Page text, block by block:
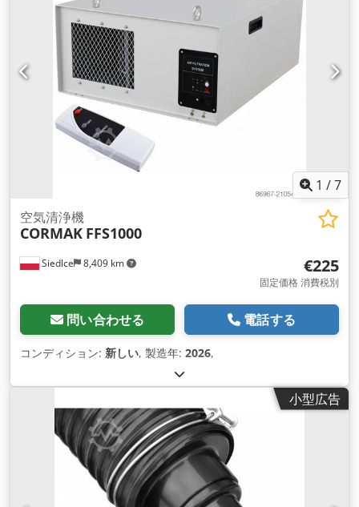
1 /7
Siedlce 8,409 km
空気清浄機
CORMAK FFS1000
€225
固定価格 消費税別
問い合わせる 電話する
コンディション: 新しい, 製造年: 2026,
小型広告